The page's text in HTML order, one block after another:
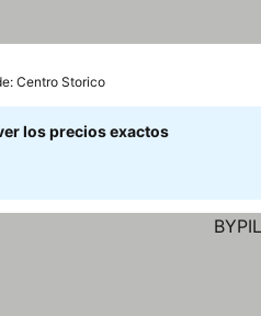
Centro Storico
los precios exactos